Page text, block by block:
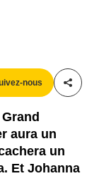
nous
aura un
un
Et Johanna